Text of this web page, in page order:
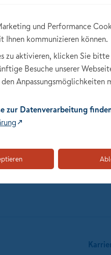
AG ist mit A bestätigt
das starke
stärkeren
Lebensversicherung und
und Performance
Ihnen kommunizieren können.
zu aktivieren, klicken Sie
Besuche unserer
Anpassungsmöglichkeiten
zur Datenverarbeitung